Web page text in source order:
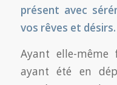
présent avec
vos rêves et
Ayant elle-même
ayant été en